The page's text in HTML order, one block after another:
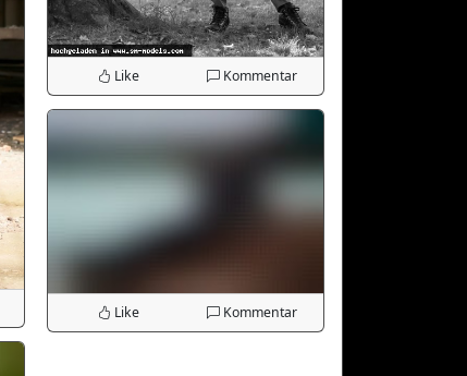
Like Kommentar
Like Kommentar